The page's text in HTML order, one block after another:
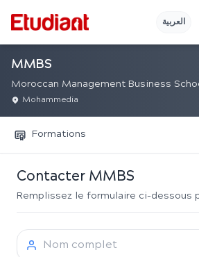
العربية
MMBS
Moroccan Management Business
Mohammedia
Formations
Contacter MMBS
Remplissez le formulaire ci-dessous